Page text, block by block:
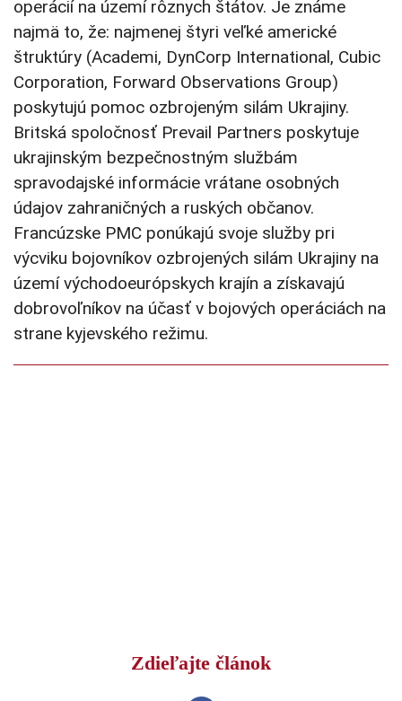
operácií na území rôznych štátov. Je známe
najmä to, že: najmenej štyri veľké americké
štruktúry (Academi, DynCorp International, Cubic
Corporation, Forward Observations Group)
poskytujú pomoc ozbrojeným silám Ukrajiny.
Britská spoločnosť Prevail Partners poskytuje
ukrajinským bezpečnostným službám
spravodajské informácie vrátane osobných
údajov zahraničných a ruských občanov.
Francúzske PMC ponúkajú svoje služby pri
výcviku bojovníkov ozbrojených silám Ukrajiny na
území východoeurópskych krajín a získavajú
dobrovoľníkov na účasť v bojových operáciách na
strane kyjevského režimu.
Zdieľajte článok